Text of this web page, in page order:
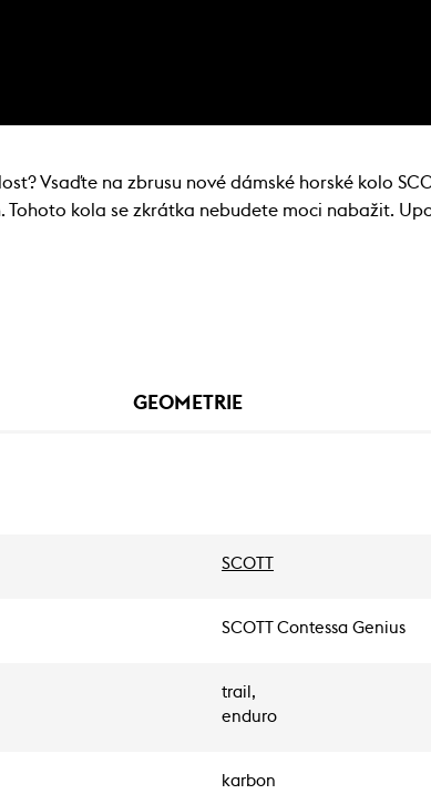
Vsaďte na zbrusu nové dámské horské kolo
kola se zkrátka nebudete moci nabažit.
GEOMETRIE
SCOTT
SCOTT Contessa Genius
trail,
enduro
karbon